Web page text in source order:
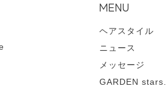
MENU
ヘアスタイル
ニュース
メッセージ
GARDEN stars.